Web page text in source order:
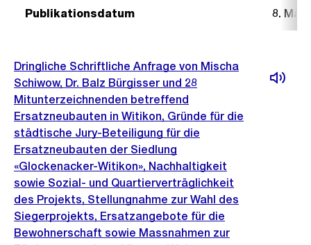
Publikationsdatum 8.
Dringliche Schriftliche Anfrage von Mischa
Schiwow, Dr. Balz Bürgisser und 28
Mitunterzeichnenden betreffend
Ersatzneubauten in Witikon, Gründe für die
städtische Jury-Beteiligung für die
Ersatzneubauten der Siedlung
«Glockenacker-Witikon», Nachhaltigkeit
sowie Sozial- und Quartierverträglichkeit
des Projekts, Stellungnahme zur Wahl des
Siegerprojekts, Ersatzangebote für die
Bewohnerschaft sowie Massnahmen zur